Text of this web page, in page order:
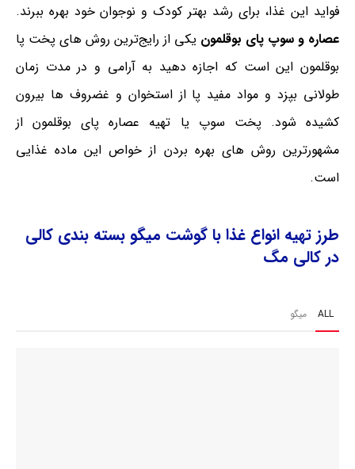
فواید این غذا، برای رشد بهتر کودک و نوجوان خود بهره ببرند.
عصاره و سوپ پای بوقلمون یکی از رایج‌ترین روش های پخت پا
بوقلمون این است که اجازه دهید به آرامی و در مدت زمان
طولانی بپزد و مواد مفید پا از استخوان و غضروف ها بیرون
کشیده شود. پخت سوپ یا تهیه عصاره پای بوقلمون از
مشهورترین روش های بهره بردن از خواص این ماده غذایی
است.
طرز تهیه انواع غذا با گوشت میگو بسته بندی کالی
در کالی مگ
ALL میگو